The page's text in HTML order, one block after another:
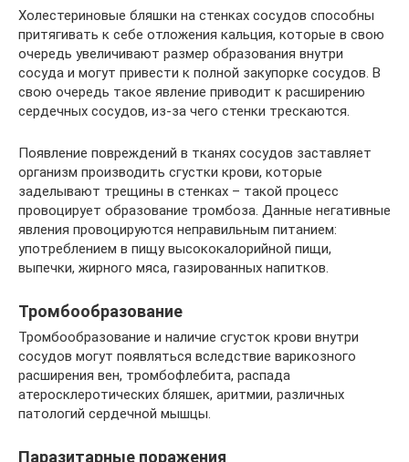
Холестериновые бляшки на стенках сосудов способны
притягивать к себе отложения кальция, которые в свою
очередь увеличивают размер образования внутри
сосуда и могут привести к полной закупорке сосудов. В
свою очередь такое явление приводит к расширению
сердечных сосудов, из-за чего стенки трескаются.
Появление повреждений в тканях сосудов заставляет
организм производить сгустки крови, которые
заделывают трещины в стенках – такой процесс
провоцирует образование тромбоза. Данные негативные
явления провоцируются неправильным питанием:
употреблением в пищу высококалорийной пищи,
выпечки, жирного мяса, газированных напитков.
Тромбообразование
Тромбообразование и наличие сгусток крови внутри
сосудов могут появляться вследствие варикозного
расширения вен, тромбофлебита, распада
атеросклеротических бляшек, аритмии, различных
патологий сердечной мышцы.
Паразитарные поражения